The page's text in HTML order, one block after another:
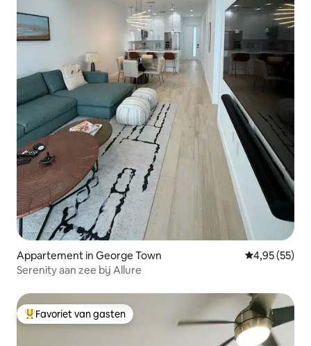
Appartement in George Town Gemiddelde
4,95 (55)
Serenity aan zee bij Allure
Topfavoriet van gasten
Favoriet van gasten